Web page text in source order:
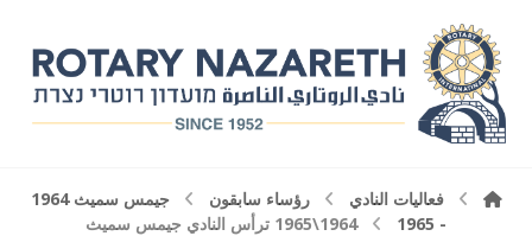
فعاليات النادي رؤساء سابقون
جيمس سميث 1964
- 1965
1964\1965 ترأس النادي جيمس سميث